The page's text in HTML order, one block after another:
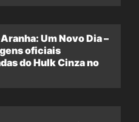
Um Novo Dia –
oficiais
do Hulk Cinza no